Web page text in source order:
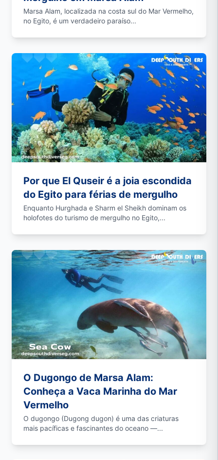
Marsa Alam, localizada na costa sul do Mar Vermelho,
no Egito, é um verdadeiro paraíso...
Por que El Quseir é a joia escondida
do Egito para férias de mergulho
Enquanto Hurghada e Sharm el Sheikh dominam os
holofotes do turismo de mergulho no Egito,...
O Dugongo de Marsa Alam:
Conheça a Vaca Marinha do Mar
Vermelho
O dugongo (Dugong dugon) é uma das criaturas
mais pacíficas e fascinantes do oceano —...